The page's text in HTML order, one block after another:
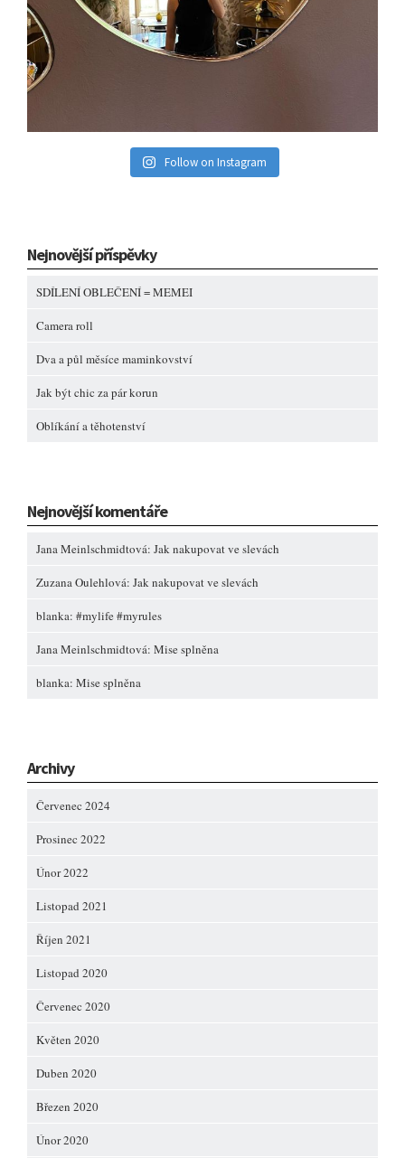
Follow on Instagram
Nejnovější příspěvky
SDÍLENÍ OBLEČENÍ = MEMEI
Camera roll
Dva a půl měsíce maminkovství
Jak být chic za pár korun
Oblíkání a těhotenství
Nejnovější komentáře
Jana Meinlschmidtová: Jak nakupovat ve slevách
Zuzana Oulehlová: Jak nakupovat ve slevách
blanka: #mylife #myrules
Jana Meinlschmidtová: Mise splněna
blanka: Mise splněna
Archivy
Červenec 2024
Prosinec 2022
Únor 2022
Listopad 2021
Říjen 2021
Listopad 2020
Červenec 2020
Květen 2020
Duben 2020
Březen 2020
Únor 2020